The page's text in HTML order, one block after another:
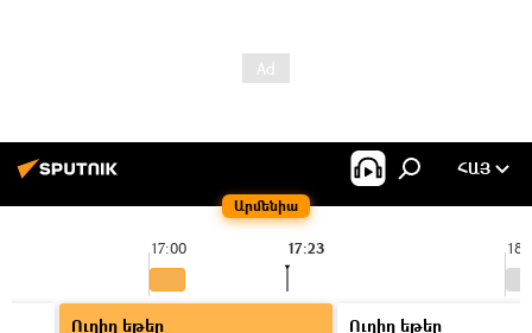
Արմենիա
ՀԱՅ
17:00 17:23
Ուղիղ եթեր
Ուղիղ եթեր